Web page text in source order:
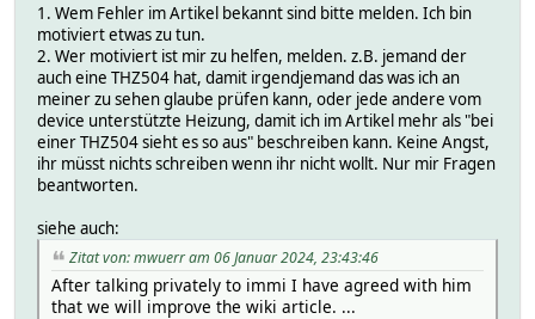
1. Wem Fehler im Artikel bekannt sind bitte melden. Ich bin
motiviert etwas zu tun.
2. Wer motiviert ist mir zu helfen, melden. z.B. jemand der
auch eine THZ504 hat, damit irgendjemand das was ich an
meiner zu sehen glaube prüfen kann, oder jede andere vom
device unterstützte Heizung, damit ich im Artikel mehr als "bei
einer THZ504 sieht es so aus" beschreiben kann. Keine Angst,
ihr müsst nichts schreiben wenn ihr nicht wollt. Nur mir Fragen
beantworten.
siehe auch:
Zitat von: mwuerr am 06 Januar 2024, 23:43:46
After talking privately to immi I have agreed with him
that we will improve the wiki article. ...